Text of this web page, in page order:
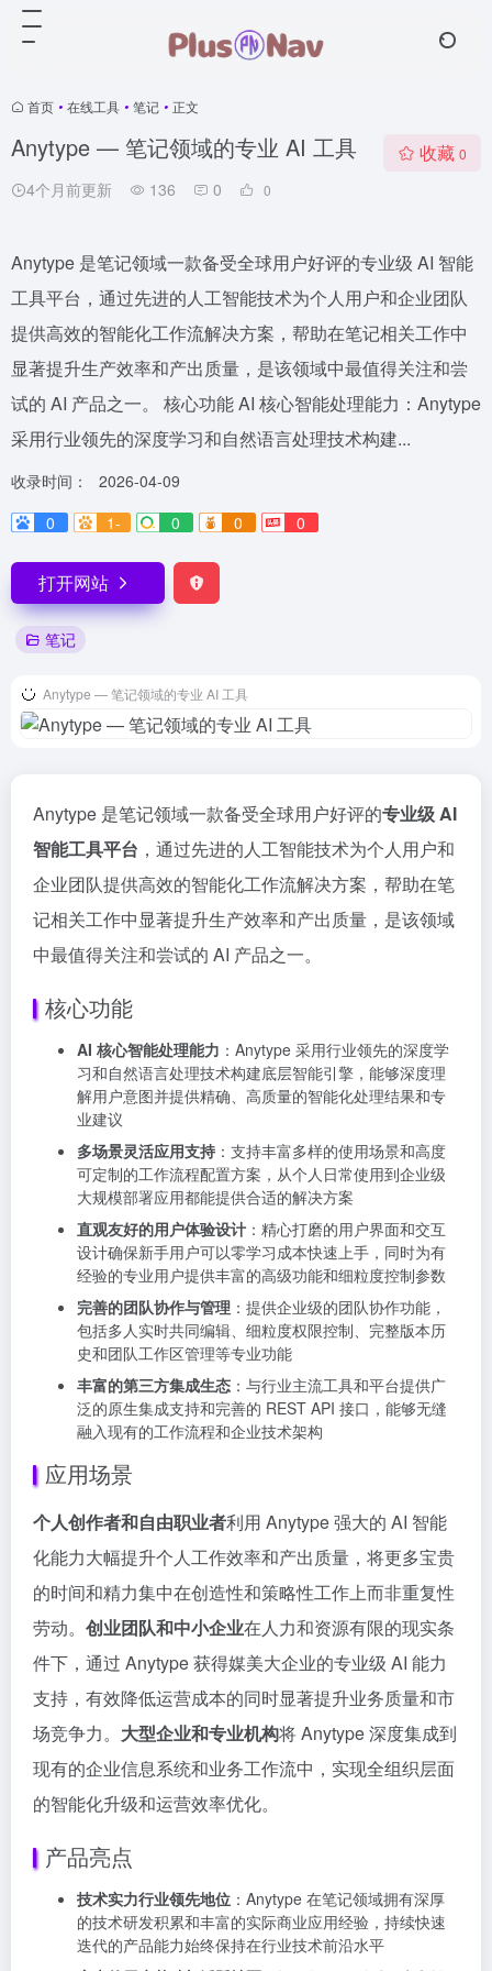
首页 • 在线工具 • 笔记 • 正文
Anytype — 笔记领域的专业 AI 工具
4个月前更新 136 0 0
收藏 0
Anytype 是笔记领域一款备受全球用户好评的专业级 AI 智能
工具平台，通过先进的人工智能技术为个人用户和企业团队
提供高效的智能化工作流解决方案，帮助在笔记相关工作中
显著提升生产效率和产出质量，是该领域中最值得关注和尝
试的 AI 产品之一。 核心功能 AI 核心智能处理能力：Anytype
采用行业领先的深度学习和自然语言处理技术构建...
收录时间：
2026-04-09
0
1- 0 0 0
打开网站
笔记
Anytype — 笔记领域的专业 AI 工具
Anytype 是笔记领域一款备受全球用户好评的专业级 AI
智能工具平台 ，通过先进的人工智能技术为个人用户和
企业团队提供高效的智能化工作流解决方案，帮助在笔
记相关工作中显著提升生产效率和产出质量，是该领域
中最值得关注和尝试的 AI 产品之一。
核心功能
AI 核心智能处理能力 ：Anytype 采用行业领先的深度学
习和自然语言处理技术构建底层智能引擎，能够深度理
解用户意图并提供精确、高质量的智能化处理结果和专
业建议
多场景灵活应用支持 ：支持丰富多样的使用场景和高度
可定制的工作流程配置方案，从个人日常使用到企业级
大规模部署应用都能提供合适的解决方案
直观友好的用户体验设计 ：精心打磨的用户界面和交互
设计确保新手用户可以零学习成本快速上手，同时为有
经验的专业用户提供丰富的高级功能和细粒度控制参数
完善的团队协作与管理 ：提供企业级的团队协作功能，
包括多人实时共同编辑、细粒度权限控制、完整版本历
史和团队工作区管理等专业功能
丰富的第三方集成生态 ：与行业主流工具和平台提供广
泛的原生集成支持和完善的 REST API 接口，能够无缝
融入现有的工作流程和企业技术架构
应用场景
个人创作者和自由职业者利用 Anytype 强大的 AI 智能
化能力大幅提升个人工作效率和产出质量，将更多宝贵
的时间和精力集中在创造性和策略性工作上而非重复性
劳动。 创业团队和中小企业在人力和资源有限的现实条
件下，通过 Anytype 获得媒美大企业的专业级 AI 能力
支持，有效降低运营成本的同时显著提升业务质量和市
场竞争力。 大型企业和专业机构将 Anytype 深度集成到
现有的企业信息系统和业务工作流中，实现全组织层面
的智能化升级和运营效率优化。
产品亮点
技术实力行业领先地位 ：Anytype 在笔记领域拥有深厚
的技术研发积累和丰富的实际商业应用经验，持续快速
迭代的产品能力始终保持在行业技术前沿水平